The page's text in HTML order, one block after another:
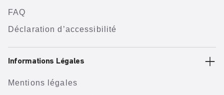
FAQ
Déclaration d’accessibilité
Informations Légales
Mentions légales